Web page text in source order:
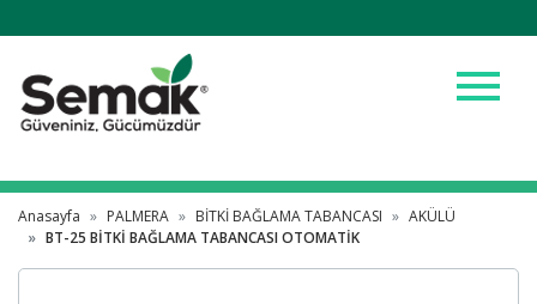
menu
Anasayfa PALMERA BİTKİ BAĞLAMA TABANCASI
AKÜLÜ
BT-25 BİTKİ BAĞLAMA TABANCASI OTOMATİK